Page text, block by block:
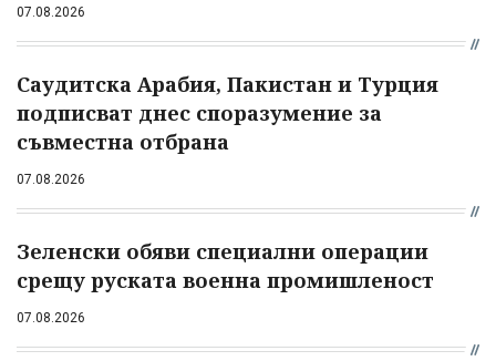
07.08.2026
Саудитска Арабия, Пакистан и Турция
подписват днес споразумение за
съвместна отбрана
07.08.2026
Зеленски обяви специални операции
срещу руската военна промишленост
07.08.2026